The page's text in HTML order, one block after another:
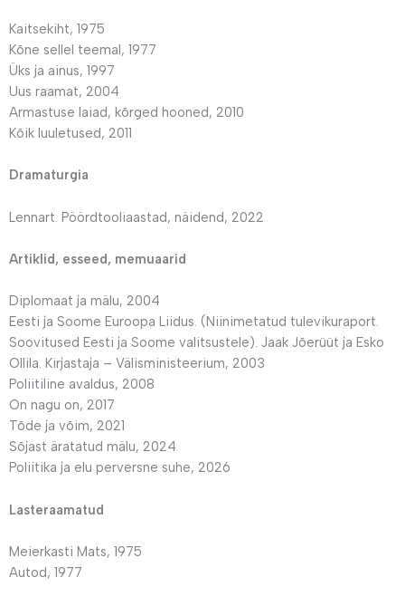
Kaitsekiht, 1975
Kõne sellel teemal, 1977
Üks ja ainus, 1997
Uus raamat, 2004
Armastuse laiad, kõrged hooned, 2010
Kõik luuletused, 2011
Dramaturgia
Lennart. Pöördtooliaastad, näidend, 2022
Artiklid, esseed, memuaarid
Diplomaat ja mälu, 2004
Eesti ja Soome Euroopa Liidus. (Niinimetatud tulevikuraport.
Soovitused Eesti ja Soome valitsustele). Jaak Jõerüüt ja Esko
Ollila. Kirjastaja – Välisministeerium, 2003
Poliitiline avaldus, 2008
On nagu on, 2017
Tõde ja võim, 2021
Sõjast äratatud mälu, 2024
Poliitika ja elu perversne suhe, 2026
Lasteraamatud
Meierkasti Mats, 1975
Autod, 1977